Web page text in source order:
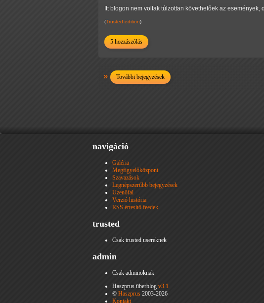
Itt blogon nem voltak túlzottan követhetőek az
(Trusted edition)
5 hozzászólás
További bejegyzések
navigáció
Galéria
Megfigyelőközpont
Szavazások
Legnépszerűbb bejegyzések
Üzenőfal
Verzió história
RSS értesítő feedek
trusted
Csak trusted usereknek
admin
Csak adminoknak
Haszprus überblog v3.1
© Haszprus 2003-2026
Kontakt